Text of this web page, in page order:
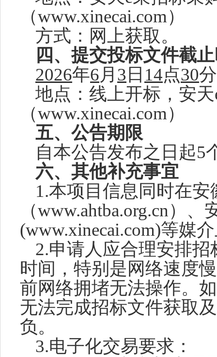
（www.xinecai.com）
方式： 网上获取。
四、提交投标文件截
2026年6月 3 日 14点30
地点： 线上开标，安天
（www.xinecai.com）
五、 公告期限
自本公告发布之日起5
六、其他补充事宜
1.本项目信息同时在
（www.ahtba.org.cn）
(www.xinecai.com)等媒
2.申请人应合理安排
时间，特别是网络速度
前网络拥堵无法操作。
无法完成招标文件获取
负。
3.电子化交易要求：